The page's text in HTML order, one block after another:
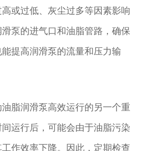
或过低、灰尘过多等因素影响
泵的进气口和油脂管路，确保
提高润滑泵的流量和压力输
脂润滑泵高效运行的另一个重
运行后，可能会由于油脂污染
作效率下降。因此，定期检查